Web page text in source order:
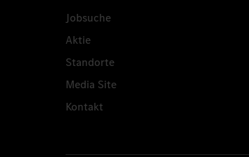
Jobsuche
Aktie
Standorte
Media Site
Kontakt